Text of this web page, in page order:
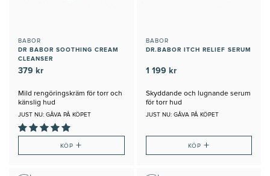
BABOR
DR BABOR SOOTHING CREAM
CLEANSER
379 kr
Mild rengöringskräm för torr och
känslig hud
JUST NU: GÅVA PÅ KÖPET
KÖP+
BABOR
DR.BABOR ITCH RELIEF SERUM
1 199 kr
Skyddande och lugnande serum
för torr hud
JUST NU: GÅVA PÅ KÖPET
KÖP +